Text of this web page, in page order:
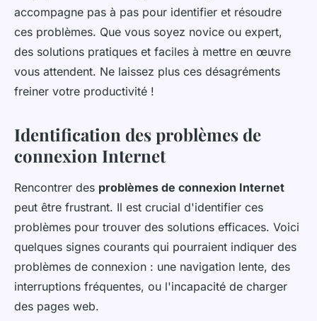
accompagne pas à pas pour identifier et résoudre
ces problèmes. Que vous soyez novice ou expert,
des solutions pratiques et faciles à mettre en œuvre
vous attendent. Ne laissez plus ces désagréments
freiner votre productivité !
Identification des problèmes de
connexion Internet
Rencontrer des problèmes de connexion Internet
peut être frustrant. Il est crucial d'identifier ces
problèmes pour trouver des solutions efficaces. Voici
quelques signes courants qui pourraient indiquer des
problèmes de connexion : une navigation lente, des
interruptions fréquentes, ou l'incapacité de charger
des pages web.